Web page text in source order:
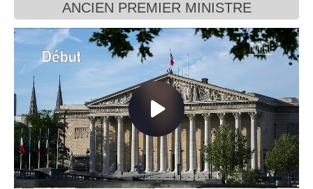
Connaissance, Histoire
Autres
ANCIEN PREMIER MINISTRE
Audition de M. Michel Barnier, député de Paris,